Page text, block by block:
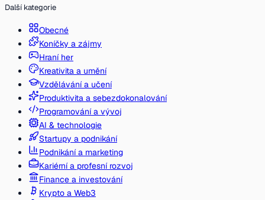
Další kategorie
Obecné
Koníčky a zájmy
Hraní her
Kreativita a umění
Vzdělávání a učení
Produktivita a sebezdokonalování
Programování a vývoj
AI & technologie
Startupy a podnikání
Podnikání a marketing
Kariérní a profesní rozvoj
Finance a investování
Krypto a Web3